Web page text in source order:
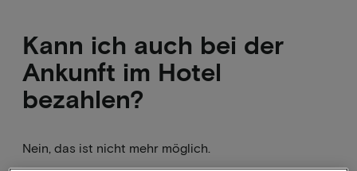
Kann ich auch bei der
Ankunft im Hotel
bezahlen?
Nein, das ist nicht mehr möglich.